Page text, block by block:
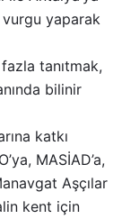
yaparak
tanıtmak,
bilinir
katkı
MASİAD’a,
Aşçılar
kent için